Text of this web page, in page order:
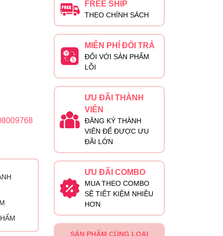
FREE SHIP
THEO CHÍNH SÁCH
MIỄN PHÍ ĐỔI TRẢ
ĐỐI VỚI SẢN PHẨM
LỖI
ƯU ĐÃI THÀNH
VIÊN
ĐĂNG KÝ THÀNH
VIÊN ĐỂ ĐƯỢC ƯU
ĐÃI LỚN
ƯU ĐÃI COMBO
MUA THEO COMBO
SẼ TIẾT KIỆM NHIỀU
HƠN
SẢN PHẨM CÙNG LOẠI